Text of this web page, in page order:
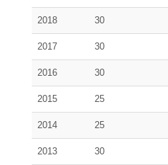
2018 30
2017 30
2016 30
2015 25
2014 25
2013 30